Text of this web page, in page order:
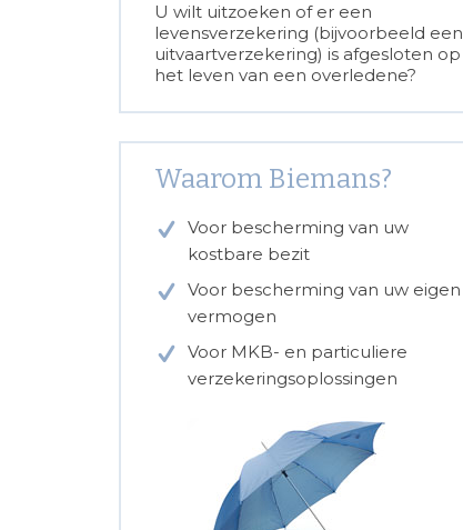
U wilt uitzoeken of er een
levensverzekering (bijvoorbeeld een
uitvaartverzekering) is afgesloten op
het leven van een overledene?
Waarom Biemans?
Voor bescherming van uw
kostbare bezit
Voor bescherming van uw eigen
vermogen
Voor MKB- en particuliere
verzekeringsoplossingen